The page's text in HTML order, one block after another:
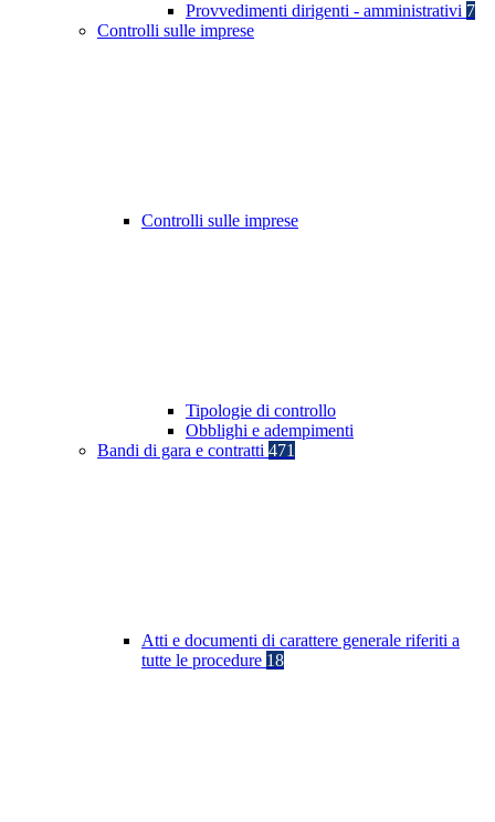
Provvedimenti dirigenti - amministrativi 7
Controlli sulle imprese
Controlli sulle imprese
Tipologie di controllo
Obblighi e adempimenti
Bandi di gara e contratti 471
Atti e documenti di carattere generale riferiti a
tutte le procedure 18